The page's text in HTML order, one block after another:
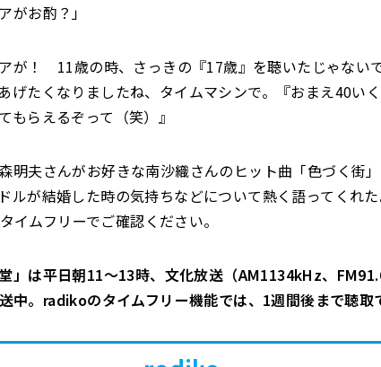
がお酌？」
アが！ 11歳の時、さっきの『17歳』を聴いたじゃない
げたくなりましたね、タイムマシンで。『おまえ40いく
もらえるぞって（笑）』
明夫さんがお好きな南沙織さんのヒット曲「色づく街
ルが結婚した時の気持ちなどについて熱く語ってくれ
イムフリーでご確認ください。
堂」は平日朝11～13時、文化放送（AM1134kHz、
中。radikoのタイムフリー機能では、1週間後まで聴取